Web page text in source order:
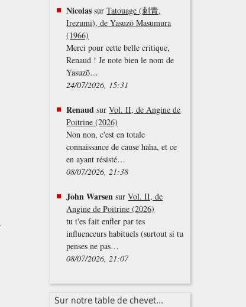
Nicolas surTatouage (刺青,
Irezumi), de Yasuzō Masumura
(1966)
Merci pour cette belle critique,
Renaud ! Je note bien le nom de
Yasuzō…
24/07/2026, 15:31
Renaud surVol. II, de Angine de
Poitrine (2026)
Non non, c'est en totale
connaissance de cause haha, et ce
en ayant résisté…
08/07/2026, 21:38
John Warsen surVol. II, de
Angine de Poitrine (2026)
tu t'es fait enfler par tes
influenceurs habituels (surtout si tu
penses ne pas…
08/07/2026, 21:07
Sur notre table de chevet...